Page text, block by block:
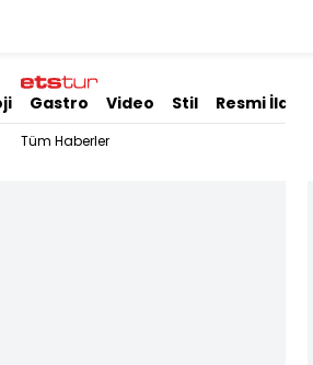
Gastro Video Stil Resmi İlanlar
Tüm Haberler